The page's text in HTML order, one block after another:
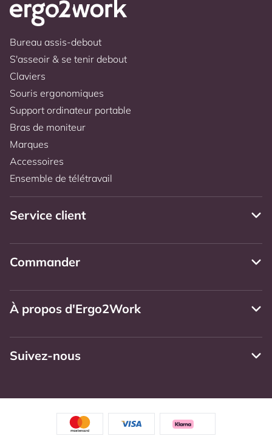
Bureau assis-debout
S'asseoir & se tenir debout
Claviers
Souris ergonomiques
Support ordinateur portable
Bras de moniteur
Marques
Accessoires
Ensemble de télétravail
Service client
Commander
À propos d'Ergo2Work
Suivez-nous